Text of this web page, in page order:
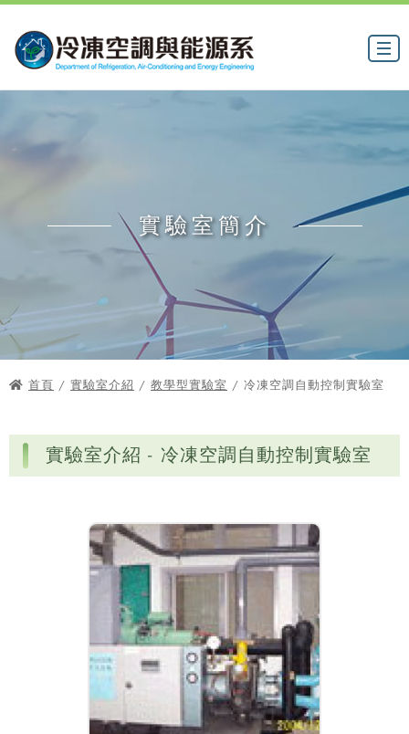
實驗室簡介
首頁 / 實驗室介紹 / 教學型實驗室 / 冷凍空調自動控制實驗室
實驗室介紹 - 冷凍空調自動控制實驗室